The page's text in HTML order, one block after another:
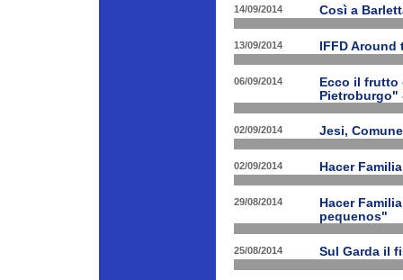
14/09/2014 Così a
13/09/2014 IFFD
06/09/2014
Ecco il frutto
Pietroburgo"
02/09/2014 Jesi,
02/09/2014 Hacer
29/08/2014
Hacer
pequenos"
25/08/2014 Sul Garda il